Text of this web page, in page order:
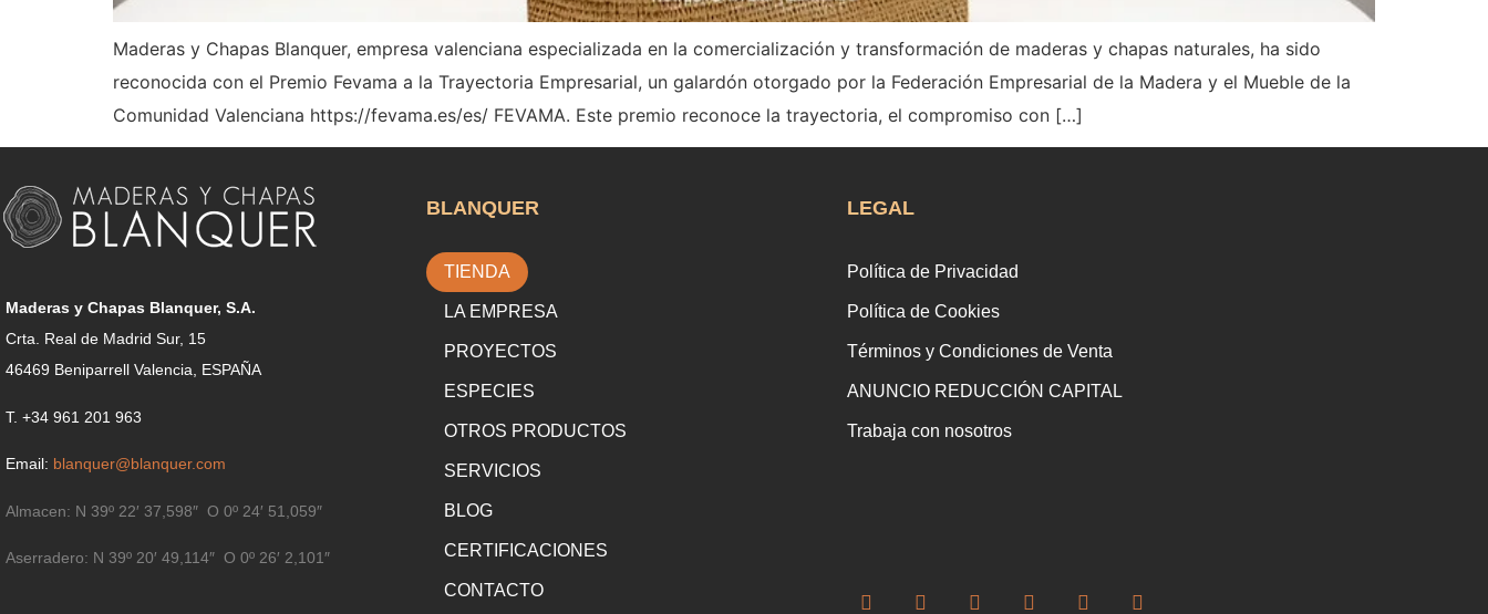
Maderas y Chapas Blanquer, empresa valenciana especializada en la comercialización y transformación de maderas y chapas naturales, ha sido
reconocida con el Premio Fevama a la Trayectoria Empresarial, un galardón otorgado por la Federación Empresarial de la Madera y el Mueble de la
Comunidad Valenciana https://fevama.es/es/ FEVAMA. Este premio reconoce la trayectoria, el compromiso con […]
Maderas y Chapas Blanquer, S.A.
Crta. Real de Madrid Sur, 15
46469 Beniparrell Valencia, ESPAÑA
T. +34 961 201 963
Email: blanquer@blanquer.com
Almacen: N 39º 22′ 37,598″ O 0º 24′ 51,059″
Aserradero: N 39º 20′ 49,114″ O 0º 26′ 2,101″
BLANQUER
TIENDA
LA EMPRESA
PROYECTOS
ESPECIES
OTROS PRODUCTOS
SERVICIOS
BLOG
CERTIFICACIONES
CONTACTO
LEGAL
Política de Privacidad
Política de Cookies
Términos y Condiciones de Venta
ANUNCIO REDUCCIÓN CAPITAL
Trabaja con nosotros